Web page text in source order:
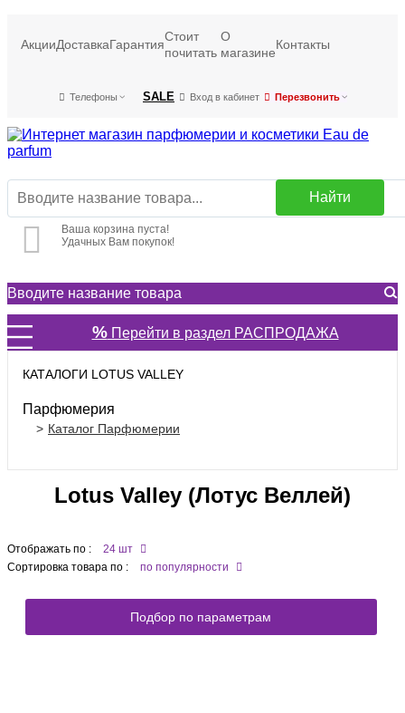
АкцииДоставкаГарантия
Стоит
почитать
О
магазине
Контакты
Телефоны SALE Вход в кабинет Перезвонить
Найти
Ваша корзина пуста!
Удачных Вам покупок!
%Перейти в раздел РАСПРОДАЖА
КАТАЛОГИ LOTUS VALLEY
Парфюмерия
Каталог Парфюмерии
Lotus Valley (Лотус Веллей)
Отображать по :
24 шт
Сортировка товара по :
по популярности
Подбор по параметрам